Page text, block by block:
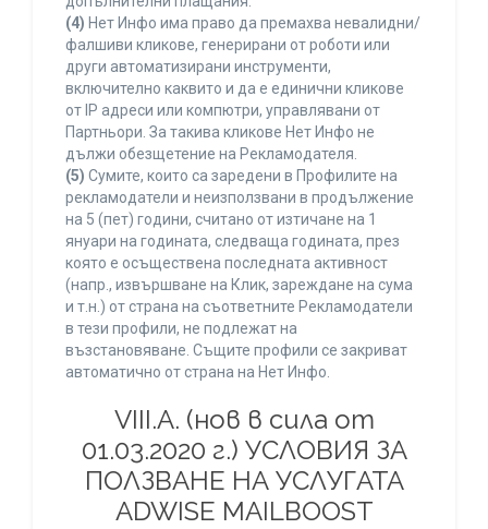
(4) Нет Инфо има право да премахва невалидни/
фалшиви кликове, генерирани от роботи или
други автоматизирани инструменти,
включително каквито и да е единични кликове
от IP адреси или компютри, управлявани от
Партньори. За такива кликове Нет Инфо не
дължи обезщетение на Рекламодателя.
(5) Сумите, които са заредени в Профилите на
рекламодатели и неизползвани в продължение
на 5 (пет) години, считано от изтичане на 1
януари на годината, следваща годината, през
която е осъществена последната активност
(напр., извършване на Клик, зареждане на сума
и т.н.) от страна на съответните Рекламодатели
в тези профили, не подлежат на
възстановяване. Същите профили се закриват
автоматично от страна на Нет Инфо.
VIII.A. (нов в сила от
01.03.2020 г.) УСЛОВИЯ ЗА
ПОЛЗВАНЕ НА УСЛУГАТА
ADWISE MAILBOOST